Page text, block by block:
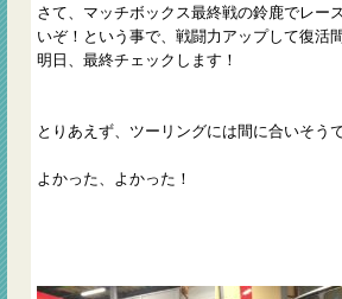
さて、マッチボックス最終戦の鈴鹿でレ
いぞ！という事で、戦闘力アップして復活
明日、最終チェックします！
とりあえず、ツーリングには間に合いそう
よかった、よかった！